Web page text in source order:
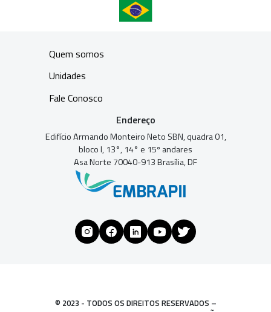
Quem somos
Unidades
Fale Conosco
Endereço
Edifício Armando Monteiro Neto SBN, quadra 01,
bloco I, 13°, 14° e 15º andares
Asa Norte 70040-913 Brasília, DF
© 2023 - TODOS OS DIREITOS RESERVADOS –